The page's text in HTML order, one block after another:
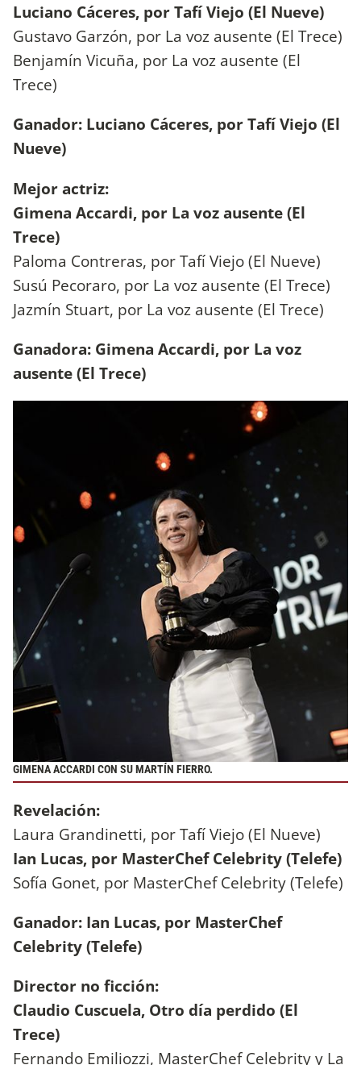
Luciano Cáceres, por Tafí Viejo (El Nueve)
Gustavo Garzón, por La voz ausente (El Trece)
Benjamín Vicuña, por La voz ausente (El
Trece)
Ganador: Luciano Cáceres, por Tafí Viejo (El
Nueve)
Mejor actriz:
Gimena Accardi, por La voz ausente (El
Trece)
Paloma Contreras, por Tafí Viejo (El Nueve)
Susú Pecoraro, por La voz ausente (El Trece)
Jazmín Stuart, por La voz ausente (El Trece)
Ganadora: Gimena Accardi, por La voz
ausente (El Trece)
GIMENA ACCARDI CON SU MARTÍN FIERRO.
Revelación:
Laura Grandinetti, por Tafí Viejo (El Nueve)
Ian Lucas, por MasterChef Celebrity (Telefe)
Sofía Gonet, por MasterChef Celebrity (Telefe)
Ganador: Ian Lucas, por MasterChef
Celebrity (Telefe)
Director no ficción:
Claudio Cuscuela, Otro día perdido (El
Trece)
Fernando Emiliozzi, MasterChef Celebrity y La